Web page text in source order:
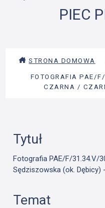
PIEC
STRONA DOMOWA
FOTOGRAFIA
CZARNA /
Tytuł
Fotografia PAE/F/31.34.V/
Sędziszowska (ok. Dębicy)
Temat